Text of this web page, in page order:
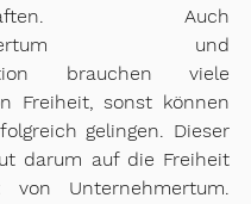
Auch
und
brauchen viele
Freiheit, sonst können
gelingen. Dieser
darum auf die Freiheit
von Unternehmertum.